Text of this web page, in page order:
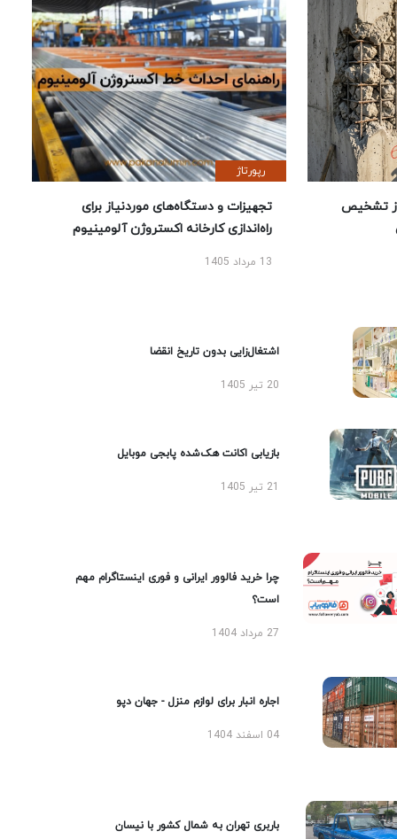
تشخیص
رپورتاژ
تجهیزات و دستگاه‌های موردنیاز برای
راه‌اندازی کارخانه اکستروژن آلومینیوم
13 مرداد 1405
اشتغال‌زایی بدون تاریخ انقضا
20 تیر 1405
بازیابی اکانت هک‌شده پابجی موبایل
چرا خرید فالوور ایرانی و فوری اینستاگرام مهم
است؟
27 مرداد 1404
اجاره انبار برای لوازم منزل - جهان دپو
04 اسفند 1404
باربری تهران به شمال کشور با نیسان